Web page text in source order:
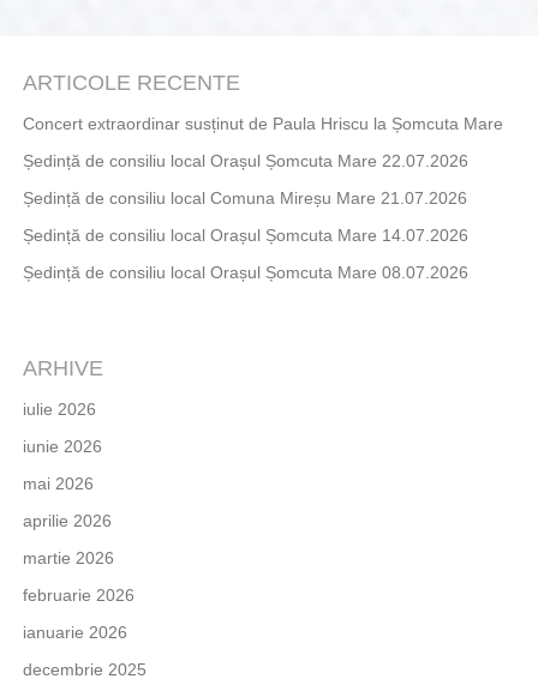
ARTICOLE RECENTE
Concert extraordinar susținut de Paula Hriscu la Șomcuta Mare
Ședință de consiliu local Orașul Șomcuta Mare 22.07.2026
Ședință de consiliu local Comuna Mireșu Mare 21.07.2026
Ședință de consiliu local Orașul Șomcuta Mare 14.07.2026
Ședință de consiliu local Orașul Șomcuta Mare 08.07.2026
ARHIVE
iulie 2026
iunie 2026
mai 2026
aprilie 2026
martie 2026
februarie 2026
ianuarie 2026
decembrie 2025